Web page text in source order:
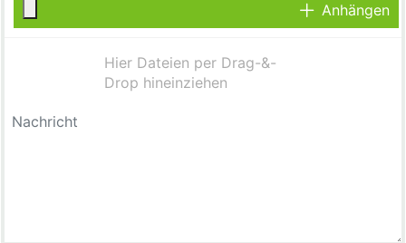
Anhängen